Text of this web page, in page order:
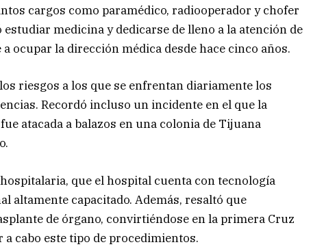
cargos como paramédico, radiooperador y chofer
medicina y dedicarse de lleno a la atención de
ocupar la dirección médica desde hace cinco años.
riesgos a los que se enfrentan diariamente los
Recordó incluso un incidente en el que la
atacada a balazos en una colonia de Tijuana
que el hospital cuenta con tecnología
altamente capacitado. Además, resaltó que
de órgano, convirtiéndose en la primera Cruz
cabo este tipo de procedimientos.